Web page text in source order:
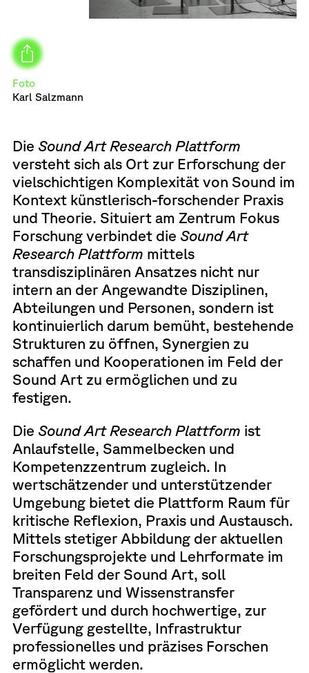
Foto
Karl Salzmann
Die Sound Art Research Plattform
versteht sich als Ort zur Erforschung der
vielschichtigen Komplexität von Sound im
Kontext künstlerisch-forschender Praxis
und Theorie. Situiert am Zentrum Fokus
Forschung verbindet die Sound Art
Research Plattform mittels
transdisziplinären Ansatzes nicht nur
intern an der Angewandte Disziplinen,
Abteilungen und Personen, sondern ist
kontinuierlich darum bemüht, bestehende
Strukturen zu öffnen, Synergien zu
schaffen und Kooperationen im Feld der
Sound Art zu ermöglichen und zu
festigen.
Die Sound Art Research Plattform ist
Anlaufstelle, Sammelbecken und
Kompetenzzentrum zugleich. In
wertschätzender und unterstützender
Umgebung bietet die Plattform Raum für
kritische Reflexion, Praxis und Austausch.
Mittels stetiger Abbildung der aktuellen
Forschungsprojekte und Lehrformate im
breiten Feld der Sound Art, soll
Transparenz und Wissenstransfer
gefördert und durch hochwertige, zur
Verfügung gestellte, Infrastruktur
professionelles und präzises Forschen
ermöglicht werden.